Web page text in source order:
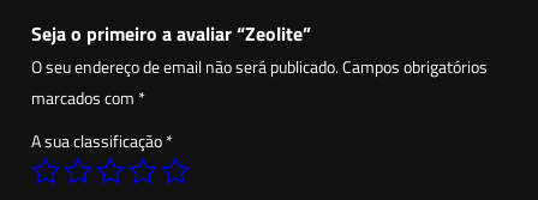
d
e
Z
e
o
Seja o primeiro a avaliar “Zeolite”
O seu endereço de email não será publicado.Campos obrigatórios
marcados com *
A sua classificação*